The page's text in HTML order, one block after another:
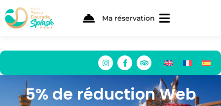
Ma réservation
5% de réduction Web